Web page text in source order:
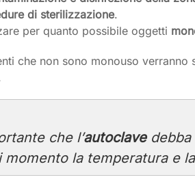
di sterilizzazione.
per quanto possibile oggetti
che non sono monouso verranno
che l’autoclavedebba
momento la temperatura e